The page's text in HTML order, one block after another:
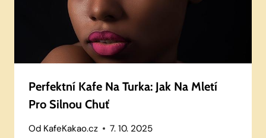
Perfektní Kafe Na Turka: Jak Na Mletí
Pro Silnou Chuť
Od KafeKakao.cz 7. 10. 2025